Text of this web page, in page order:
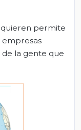
permite
empresas
la gente que